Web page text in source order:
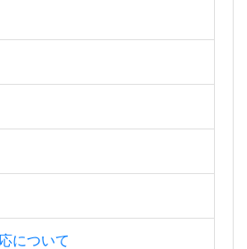
について